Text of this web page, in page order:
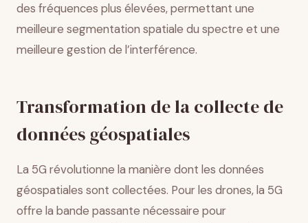
des fréquences plus élevées, permettant une
meilleure segmentation spatiale du spectre et une
meilleure gestion de l’interférence.
Transformation de la collecte de
données géospatiales
La 5G révolutionne la manière dont les données
géospatiales sont collectées. Pour les drones, la 5G
offre la bande passante nécessaire pour